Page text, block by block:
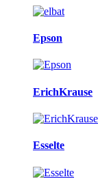
Epson
ErichKrause
Esselte